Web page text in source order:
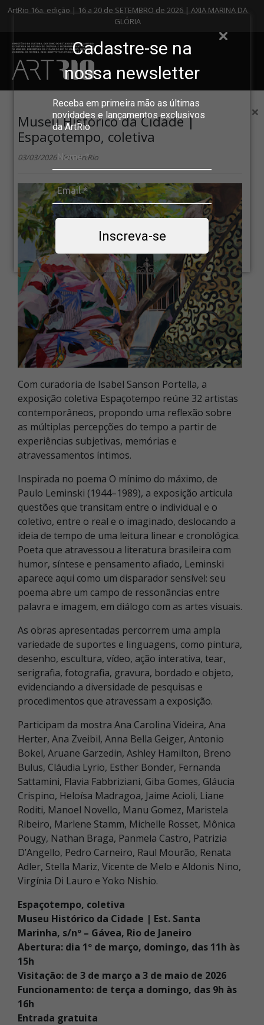
Cadastre-se na
nossa newsletter
Receba em primeira mão as últimas
novidades e lançamentos exclusivos
da ArtRio
Inscreva-se
ArtRio 16a. edição | 16 a 20 de SETEMBRO de 2026 | AXIA MARINA DA
GLÓRIA
×
Museu Histórico da Cidade |
Espaçotempo, coletiva
03/03/2026 - Por ArtRio
Com curadoria de Isabel Sanson Portella, a
exposição coletiva Espaçotempo reúne 32 artistas
contemporâneos, propondo uma reflexão sobre
as múltiplas percepções do tempo a partir de
experiências subjetivas, memórias e
atravessamentos íntimos.
Inspirada no poema O mínimo do máximo, de
Paulo Leminski (1944–1989), a exposição articula
questões que transitam entre o individual e o
coletivo, entre o real e o imaginado, deslocando a
ideia de tempo de uma leitura linear e cronológica.
Poeta que atravessou a literatura brasileira com
humor, síntese e pensamento afiado, Leminski
aparece aqui como um disparador sensível: seu
poema abre um campo de ressonâncias entre
palavra e imagem, em diálogo com as artes visuais.
As obras apresentadas percorrem uma ampla
variedade de suportes e linguagens, como pintura,
desenho, escultura, vídeo, ação interativa, tear,
serigrafia, fotografia, gravura, bordado e objeto,
evidenciando a diversidade de pesquisas e
procedimentos que atravessam a exposição.
Participam da mostra Ana Carolina Videira, Ana
Herter, Ana Zveibil, Anna Bella Geiger, Antonio
Bokel, Aruane Garzedin, Ashley Hamilton, Breno
Bulus, Cláudia Lyrio, Esther Bonder, Fernanda
Sattamini, Flavia Fabbriziani, Giba Gomes, Gláucia
Crispino, Heloísa Madragoa, Jaime Acioli, Liane
Roditi, Manoel Novello, Manu Gomez, Maristela
Ribeiro, Marlene Stamm, Michelle Rosset, Mônica
Pougy, Nathan Braga, Panmela Castro, Patrizia
D’Angello, Pedro Carneiro, Raul Mourão, Renata
Adler, Stella Mariz, Vicente de Melo e Aldonis Nino,
Virgínia Di Lauro e Yoko Nishio.
Espaçotempo, coletiva
Museu Histórico da Cidade | Est. Santa
Marinha, s/nº – Gávea, Rio de Janeiro
Abertura: dia 1º de março, domingo, das 11h às
15h
Visitação: de 3 de março a 3 de maio de 2026
Funcionamento: de terça a domingo, das 9h às
16h
Entrada gratuita